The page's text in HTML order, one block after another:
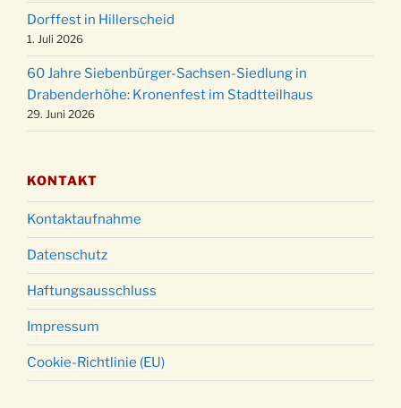
24.12.
Christmette mit der ev. Jugend in der Kirche
um 23:00 Uhr
31.12.
Gottesdienst zu Silvester in der Kirche um
18:00 Uhr
Dorffest in Hillerscheid
1. Juli 2026
60 Jahre Siebenbürger-Sachsen-Siedlung in
Drabenderhöhe: Kronenfest im Stadtteilhaus
29. Juni 2026
KONTAKT
Kontaktaufnahme
Datenschutz
Haftungsausschluss
Impressum
Cookie-Richtlinie (EU)